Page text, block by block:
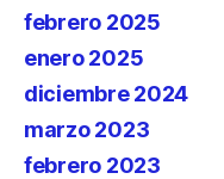
febrero 2025
enero 2025
diciembre 2024
marzo 2023
febrero 2023